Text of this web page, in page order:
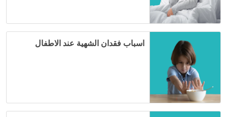
اسباب فقدان الشهية عند الاطفال